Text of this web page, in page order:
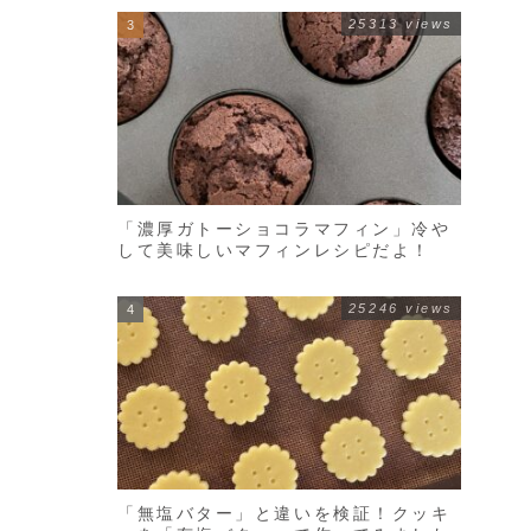
「濃厚ガトーショコラマフィン」冷や
して美味しいマフィンレシピだよ！
25313 views
「無塩バター」と違いを検証！クッキ
25246 views